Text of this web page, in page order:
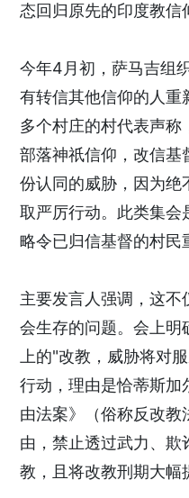
态回归原先的印度教信
今年4月初，萨马吉组
有转信其他信仰的人重
多个村庄的村代表声称
部落神祇信仰，改信基
份认同的威胁，因为绝
取严厉行动。此类集会
略令已归信基督的村民
主要发言人强调，这不
会生存的问题。会上明
上的"改教，威胁将对
行动，理由是恰蒂斯加
由法案》（俗称反改教
由，禁止透过武力、欺
教，且将改教刑期大幅